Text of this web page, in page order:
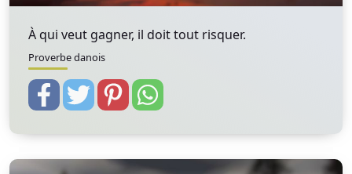
À qui veut gagner, il doit tout risquer.
Proverbe danois